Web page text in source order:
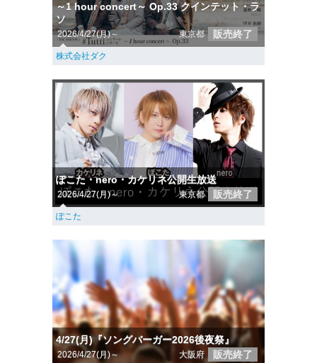
～1 hour concert～ Op.33 クインテット・ラ
ソ
2026/4/27(月)～ 東京都 販売終了
株式会社ダク
ぽこた・nero・カケリネ公開生放送
2026/4/27(月)～ 東京都 販売終了
ぽこた
4/27(月)『ソングバーガー2026後夜祭』
2026/4/27(月)～ 大阪府 販売終了